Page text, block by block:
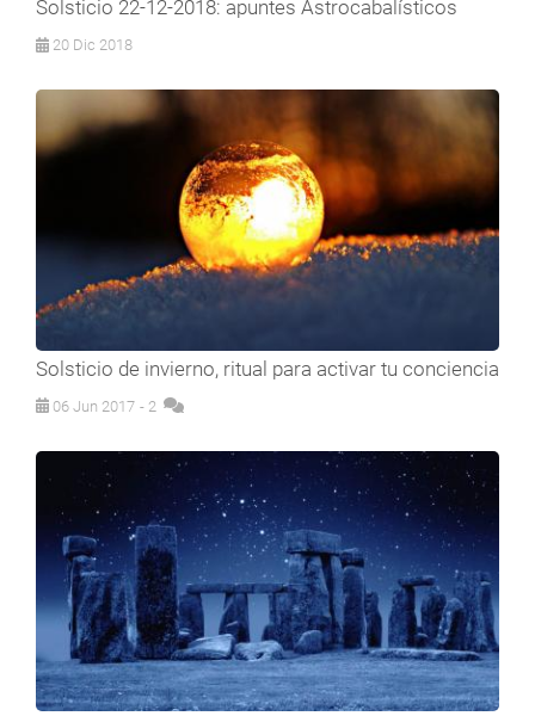
Solsticio 22-12-2018: apuntes Astrocabalísticos
20 Dic 2018
Solsticio de invierno, ritual para activar tu conciencia
06 Jun 2017 - 2